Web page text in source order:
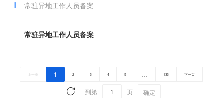
常驻异地工作人员备案
常驻异地工作人员备案
上一页 1 2 3 4 5 … 133 下一页
到第 页 确定